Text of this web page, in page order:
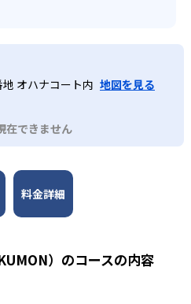
オハナコート内 地図を見る
在できません
料金詳細
）のコースの内容